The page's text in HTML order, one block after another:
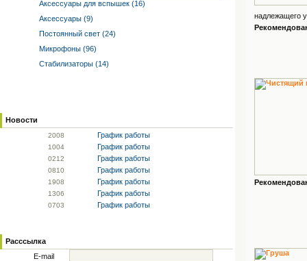
Аксессуары для вспышек (16)
Аксессуары (9)
Постоянный свет (24)
Микрофоны (96)
Стабилизаторы (14)
Новости
2008 График работы
1004 График работы
0212 График работы
0810 График работы
1908 График работы
1306 График работы
0703 График работы
Расссылка
E-mail
надлежащего